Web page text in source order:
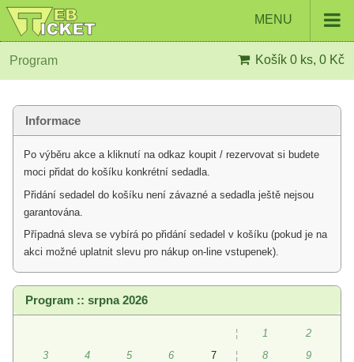
MENU
Program Košík 0 ks, 0 Kč
Informace
Po výběru akce a kliknutí na odkaz koupit / rezervovat si budete
moci přidat do košíku konkrétní sedadla.
Přidání sedadel do košíku není závazné a sedadla ještě nejsou
garantována.
Případná sleva se vybírá po přidání sedadel v košíku (pokud je na
akci možné uplatnit slevu pro nákup on-line vstupenek).
Program :: srpna 2026
¦ 1
2
3
4 5 6 7 ¦ 8
9